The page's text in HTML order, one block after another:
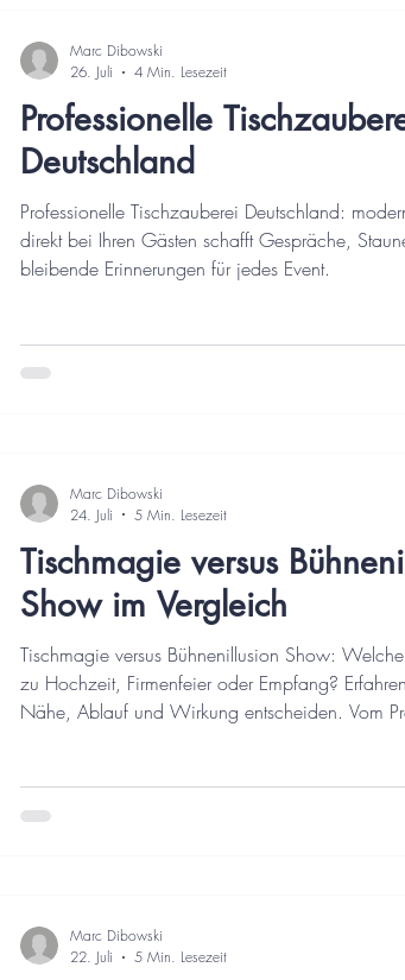
Professionelle
Deutschland
Professionelle Tischzauberei Deutschland:
direkt bei Ihren Gästen schafft Gespräche,
bleibende Erinnerungen für jedes Event.
Marc Dibowski
26. Juli
4 Min. Lesezeit
Tischmagie versus
Show im Vergleich
Tischmagie versus Bühnenillusion Show:
zu Hochzeit, Firmenfeier oder Empfang?
Nähe, Ablauf und Wirkung entscheiden. Vom
Marc Dibowski
24. Juli
5 Min. Lesezeit
Marc Dibowski
22. Juli
5 Min. Lesezeit